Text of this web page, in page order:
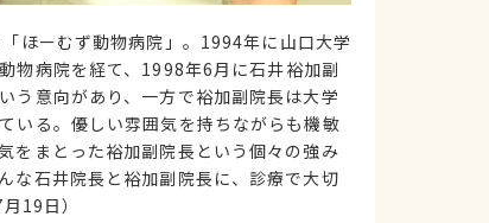
ほーむず動物病院」。1994年に山口大学
物病院を経て、1998年6月に石井裕加副
う意向があり、一方で裕加副院長は大学
いる。優しい雰囲気を持ちながらも機敏
をまとった裕加副院長という個々の強み
な石井院長と裕加副院長に、診療で大切
19日）